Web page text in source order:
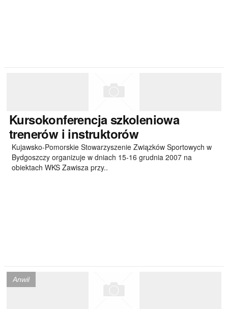
Kursokonferencjaszkoleniowa
trenerów i instruktorów
Kujawsko-Pomorskie Stowarzyszenie Związków Sportowych w
Bydgoszczy organizuje w dniach 15-16 grudnia 2007 na
obiektach WKS Zawisza przy..
Anwil